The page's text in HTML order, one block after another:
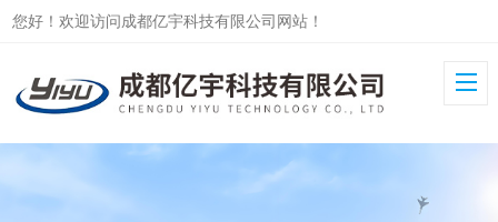
您好！欢迎访问成都亿宇科技有限公司网站！